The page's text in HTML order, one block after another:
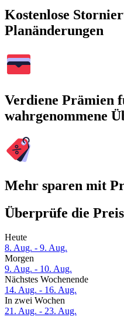
Kostenlose
Planänderungen
Verdiene Prämien
wahrgenommene
Mehr sparen mit
Überprüfe die
Heute
8. Aug. - 9. Aug.
Morgen
9. Aug. - 10. Aug.
Nächstes Wochenende
14. Aug. - 16. Aug.
In zwei Wochen
21. Aug. - 23. Aug.